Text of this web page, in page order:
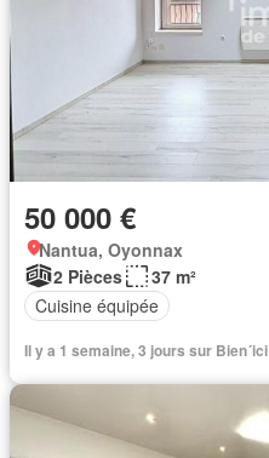
50 000 €
Nantua, Oyonnax
2 Pièces
37 m²
Cuisine équipée
Il y a 1 semaine, 3 jours sur Bien´ici